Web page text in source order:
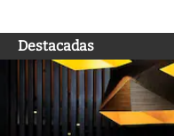
Destacadas